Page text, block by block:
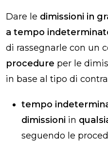
Dare le dimissioni in
a tempo
di rassegnarle con un
procedure per le
in base al tipo di
tempo
dimissioni in
seguendo le